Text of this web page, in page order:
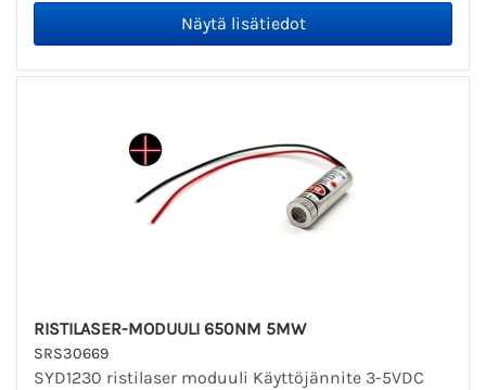
RISTILASER-MODUULI 650NM 5MW
SRS30669
SYD1230 ristilaser moduuli Käyttöjännite 3-5VDC